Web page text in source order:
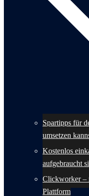
Spartipps für
umsetzen
Kostenlos
aufgebraucht
Clickworker –
Plattform